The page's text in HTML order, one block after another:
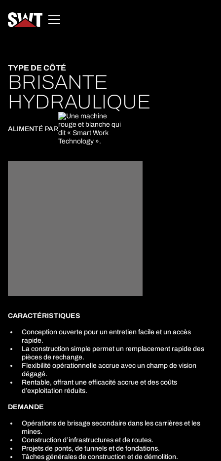
TYPE DE CÔTÉ
BRISANTE
HYDRAULIQUE
ALIMENTÉ PAR
CARACTÉRISTIQUES
Conception ouverte pour un entretien facile et un accès
rapide.
La construction simple permet un remplacement rapide des
pièces de rechange.
Flexibilité opérationnelle accrue avec un champ de vision
dégagé.
Rentable, offrant une efficacité accrue et des coûts
d’exploitation réduits.
DEMANDE
Opérations de brisage secondaire dans les carrières et les
mines.
Construction d’infrastructures et de routes.
Projets de ponts, de tunnels et de fondations.
Tâches générales de construction et de démolition.